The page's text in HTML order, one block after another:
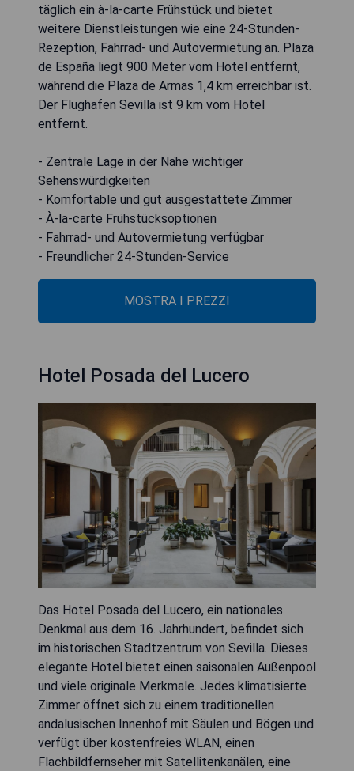
täglich ein à-la-carte Frühstück und bietet
weitere Dienstleistungen wie eine 24-Stunden-
Rezeption, Fahrrad- und Autovermietung an. Plaza
de España liegt 900 Meter vom Hotel entfernt,
während die Plaza de Armas 1,4 km erreichbar ist.
Der Flughafen Sevilla ist 9 km vom Hotel
entfernt.
- Zentrale Lage in der Nähe wichtiger
Sehenswürdigkeiten
- Komfortable und gut ausgestattete Zimmer
- À-la-carte Frühstücksoptionen
- Fahrrad- und Autovermietung verfügbar
- Freundlicher 24-Stunden-Service
MOSTRA I PREZZI
Hotel Posada del Lucero
Das Hotel Posada del Lucero, ein nationales
Denkmal aus dem 16. Jahrhundert, befindet sich
im historischen Stadtzentrum von Sevilla. Dieses
elegante Hotel bietet einen saisonalen Außenpool
und viele originale Merkmale. Jedes klimatisierte
Zimmer öffnet sich zu einem traditionellen
andalusischen Innenhof mit Säulen und Bögen und
verfügt über kostenfreies WLAN, einen
Flachbildfernseher mit Satellitenkanälen, eine